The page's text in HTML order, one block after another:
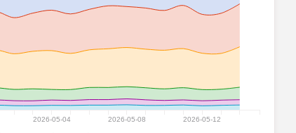
2026-05-04 2026-05-08 2026-05-12